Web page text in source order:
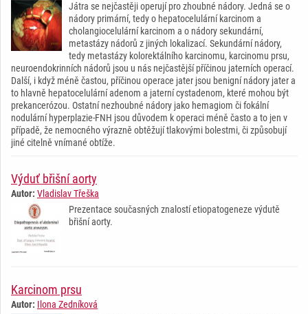
Játra se nejčastěji operují pro zhoubné nádory. Jedná se o
nádory primární, tedy o hepatocelulární karcinom a
cholangiocelulární karcinom a o nádory sekundární,
metastázy nádorů z jiných lokalizací. Sekundární nádory,
tedy metastázy kolorektálního karcinomu, karcinomu prsu,
neuroendokrinních nádorů jsou u nás nejčastější příčinou jaterních operací.
Další, i když méně častou, příčinou operace jater jsou benigní nádory jater a
to hlavně hepatocelulární adenom a jaterní cystadenom, které mohou být
prekancerózou. Ostatní nezhoubné nádory jako hemagiom či fokální
nodulární hyperplazie-FNH jsou důvodem k operaci méně často a to jen v
případě, že nemocného výrazně obtěžují tlakovými bolestmi, či způsobují
jiné citelně vnímané obtíže.
Výduť břišní aorty
Autor: Vladislav Třeška
Prezentace současných znalostí etiopatogeneze výdutě
břišní aorty.
Karcinom prsu
Autor: Ilona Zedníková